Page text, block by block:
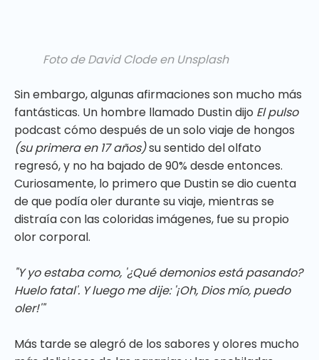
Foto de David Clode en Unsplash
Sin embargo, algunas afirmaciones son mucho más
fantásticas. Un hombre llamado Dustin dijo El pulso
podcast cómo después de un solo viaje de hongos
(su primera en 17 años)su sentido del olfato
regresó, y no ha bajado de 90% desde entonces.
Curiosamente, lo primero que Dustin se dio cuenta
de que podía oler durante su viaje, mientras se
distraía con las coloridas imágenes, fue su propio
olor corporal.
"Y yo estaba como, '¿Qué demonios está pasando?
Huelo fatal'. Y luego me dije: '¡Oh, Dios mío, puedo
oler!'"
Más tarde se alegró de los sabores y olores mucho